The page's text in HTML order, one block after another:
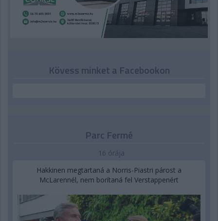
Kövess minket a Facebookon
Parc Fermé
16 órája
Hakkinen megtartaná a Norris-Piastri párost a
McLarennél, nem borítaná fel Verstappenért